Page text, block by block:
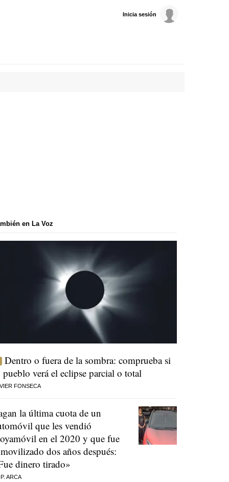
Inicia sesión
en La Voz
Dentro o fuera de la sombra: comprueba si
pueblo verá el eclipse parcial o total
FONSECA
la última cuota de un
que les vendió
en el 2020 y que fue
dos años después:
dinero tirado»
ARCA